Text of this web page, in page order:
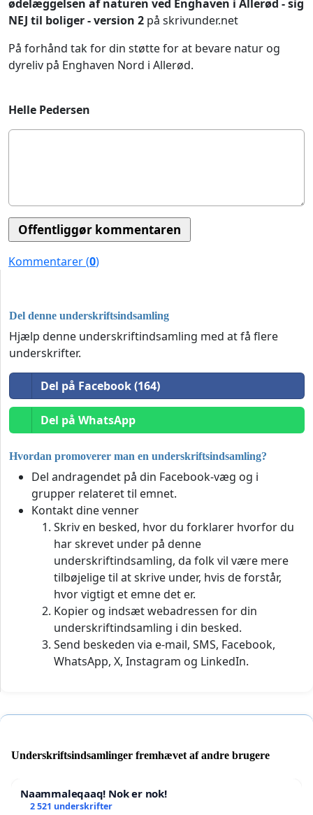
ødelæggelsen af naturen ved Enghaven i Allerød - sig
NEJ til boliger - version 2 på skrivunder.net
På forhånd tak for din støtte for at bevare natur og
dyreliv på Enghaven Nord i Allerød.
Helle Pedersen
Kommentarer (0)
Del denne underskriftsindsamling
Hjælp denne underskriftindsamling med at få flere
underskrifter.
Del på Facebook (164)
Del på WhatsApp
Hvordan promoverer man en underskriftsindsamling?
Del andragendet på din Facebook-væg og i
grupper relateret til emnet.
Kontakt dine venner
Skriv en besked, hvor du forklarer hvorfor du
har skrevet under på denne
underskriftindsamling, da folk vil være mere
tilbøjelige til at skrive under, hvis de forstår,
hvor vigtigt et emne det er.
Kopier og indsæt webadressen for din
underskriftindsamling i din besked.
Send beskeden via e-mail, SMS, Facebook,
WhatsApp, X, Instagram og LinkedIn.
Underskriftsindsamlinger fremhævet af andre brugere
Naammaleqaaq! Nok er nok!
2 521 underskrifter